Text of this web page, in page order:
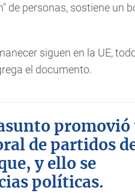
de personas, sostiene un
siguen en la UE,
el documento.
promovió
de partidos
y ello se
políticas.